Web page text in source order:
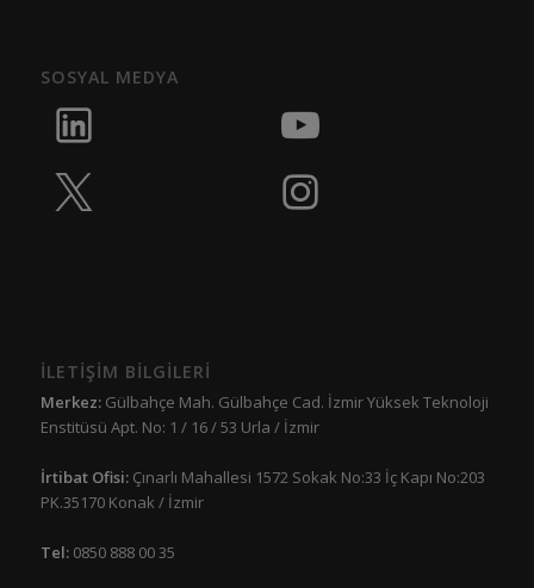
SOSYAL MEDYA
İLETİŞİM BİLGİLERİ
Merkez:Gülbahçe Mah. Gülbahçe Cad. İzmir Yüksek Teknoloji
Enstitüsü Apt. No: 1 / 16 / 53 Urla / İzmir
İrtibat Ofisi: Çınarlı Mahallesi 1572 Sokak No:33 İç Kapı No:203
PK.35170 Konak / İzmir
Tel:0850 888 00 35